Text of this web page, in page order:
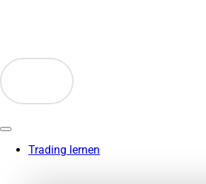
Trading lernen